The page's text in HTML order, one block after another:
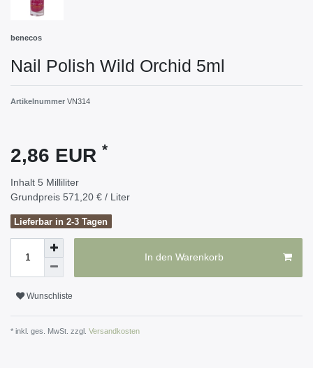
benecos
Nail Polish Wild Orchid 5ml
Artikelnummer VN314
2,86 EUR *
Inhalt 5 Milliliter
Grundpreis 571,20 € / Liter
Lieferbar in 2-3 Tagen
In den Warenkorb
Wunschliste
* inkl. ges. MwSt. zzgl. Versandkosten